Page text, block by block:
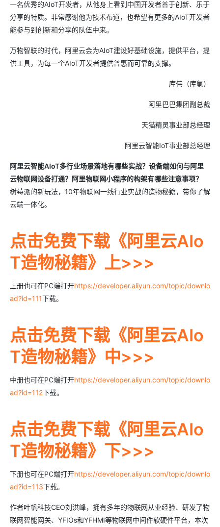
一名优秀的AIoT开发者，从他身上看到中国开发者善于创新、乐于
分享的特质。非常感谢他为技术布道，也希望有更多的AIoT开发者
能参与到创新和分享的队伍中来。
万物智联的时代，阿里云会为AIoT建设好基础设施，提供平台，提
供工具，为每一个AIoT开发者提供普惠而可靠的支撑。
库伟（库氪）
阿里巴巴集团副总裁
天猫精灵事业部总经理
阿里云智能IoT事业部总经理
阿里云智能AIoT多行业场景落地有哪些实战？设备端如何与阿里
云物联网设备打通？阿里物联网小程序的构架有哪些注意事项？
树莓派的新玩法，10年物联网一线行业实战的造物秘籍，带你了解
云端一体化。
点击免费下载《阿里云AIo
T造物秘籍》上>>>
上册也可在PC端打开https://developer.aliyun.com/topic/downlo
ad?id=111下载。
点击免费下载《阿里云AIo
T造物秘籍》中>>>
中册也可在PC端打开https://developer.aliyun.com/topic/downlo
ad?id=112下载。
点击免费下载《阿里云AIo
T造物秘籍》下>>>
下册也可在PC端打开https://developer.aliyun.com/topic/downlo
ad?id=113下载。
作者叶帆科技CEO刘洪峰，拥有多年的物联网从业经验、研发了物
联网智能网关、YFIOs和YFHMI等物联网中间件软硬件平台，本次